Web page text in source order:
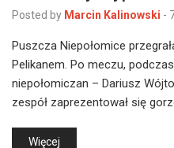
Posted by Marcin Kalinowski -
Puszcza Niepołomice
Pelikanem. Po meczu,
niepołomiczan – Dariusz
zespół zaprezentował się
Więcej